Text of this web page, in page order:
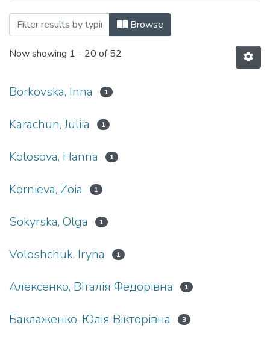
Browsing Навчально-методичні
Browse
Now showing 1 - 20 of 52
Borkovska, Inna 1
Karachun, Juliia 1
Kolosova, Hanna 1
Kornieva, Zoia 1
Sokyrska, Olga 1
Voloshchuk, Iryna 1
Алексенко, Віталія Федорівна 1
Баклаженко, Юлія Вікторівна 3